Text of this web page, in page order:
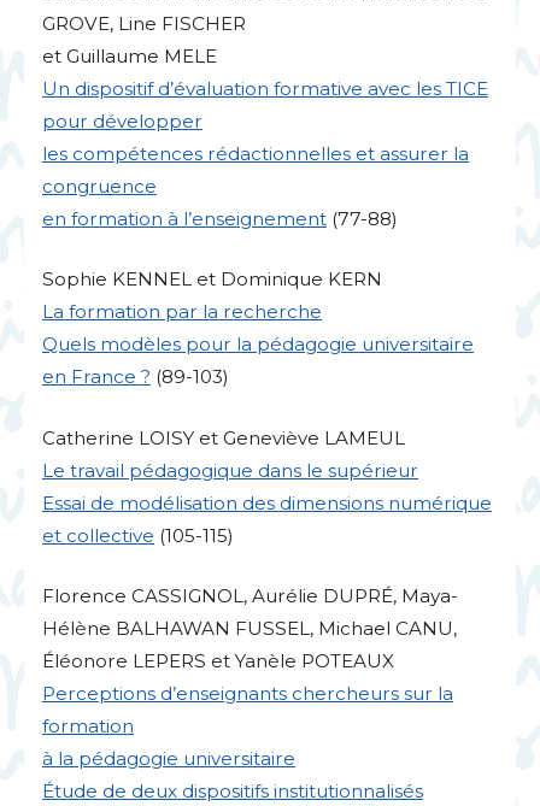
GROVE, Line FISCHER
et Guillaume MELE
Un dispositif d’évaluation formative avec les TICE
pour développer
les compétences rédactionnelles et assurer la
congruence
en formation à l’enseignement (77-88)
Sophie KENNEL et Dominique KERN
La formation par la recherche
Quels modèles pour la pédagogie universitaire
en France ? (89-103)
Catherine LOISY et Geneviève LAMEUL
Le travail pédagogique dans le supérieur
Essai de modélisation des dimensions numérique
et collective (105-115)
Florence CASSIGNOL , Aurélie DUPRÉ, Maya-
Hélène BALHAWAN FUSSEL , Michael CANU,
Éléonore LEPERS et Yanèle POTEAUX
Perceptions d’enseignants chercheurs sur la
formation
à la pédagogie universitaire
Étude de deux dispositifs institutionnalisés